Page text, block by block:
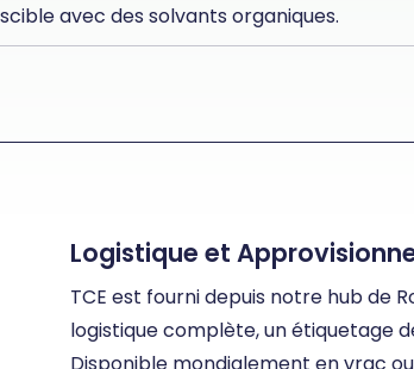
avec des solvants organiques.
Logistique et
TCE est fourni depuis notre hub de
logistique complète, un étiquetage
Disponible mondialement en vrac